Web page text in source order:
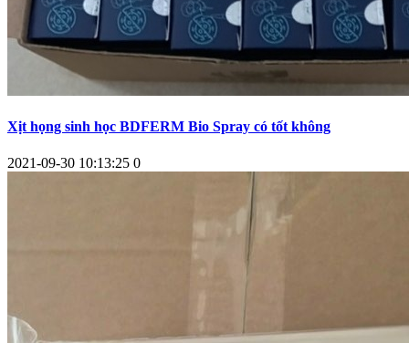
Xịt họng sinh học BDFERM Bio Spray có tốt không
2021-09-30 10:13:25 0